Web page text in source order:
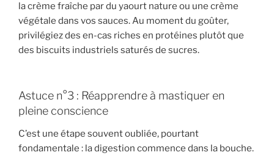
la crème fraîche par du yaourt nature ou une crème
végétale dans vos sauces. Au moment du goûter,
privilégiez des en-cas riches en protéines plutôt que
des biscuits industriels saturés de sucres.
Astuce n°3 : Réapprendre à mastiquer en
pleine conscience
C’est une étape souvent oubliée, pourtant
fondamentale : la digestion commence dans la bouche.